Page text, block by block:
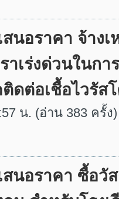
นอราคา จ้าง
เร่งด่วนในกา
ดต่อเชื้อไวรัส
น. (อ่าน 383 ครั้ง)
นอราคา ซื้อวั